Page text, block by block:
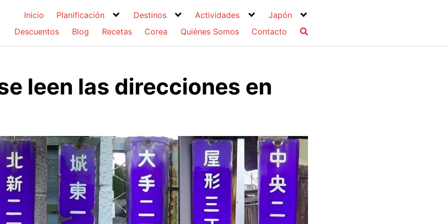
Inicio Planificación Destinos Actividades
Japón
Descuentos
Blog Recetas Corea Quiénes Somos Contacto
leen las direcciones en